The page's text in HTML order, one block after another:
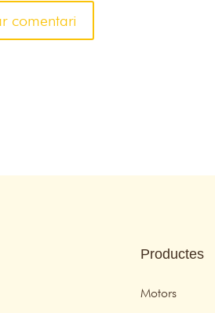
Productes
Motors